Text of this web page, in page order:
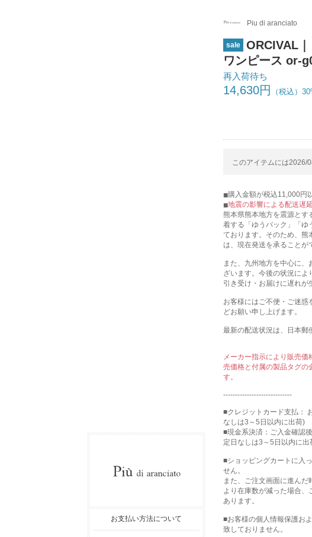
お支払い方法について
Piu di aranciato
sale
ORCIVAL
ワンピース or-
再入荷待ち
14,630円
このアイテムには2026/
購入金額が税込11,000円
地震の影響による配送遅
熊本県熊本地方を震源とす
着する「ゆうパック」「ゆ
ております。そのため、熊
は、現在発送を承ることが
また、九州地方を中心に
ざいます。今後の状況によ
引き受け・お届けに遅れが
お客様にはご不便・ご迷惑
どお願い申し上げます。
最新の配送状況は、日本郵
メーカー指示により販売価
売価格と付属の製品タグの
す。
-----------------------------
■クレジットカード支払：
なしは3～5日以内に出荷)
■現金系決済：ご入金確認
定日なしは3～5日以内に出
■ショッピングカートに入
せん。
また、ご注文画面に進ん
より在庫数が減った場合
あります。
■お客様の個人情報保護お
致しておりません。